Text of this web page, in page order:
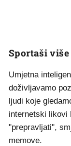
Sportaši
Umjetna
doživljavamo
ljudi koje
internetski likovi
"prepravljati",
memove.